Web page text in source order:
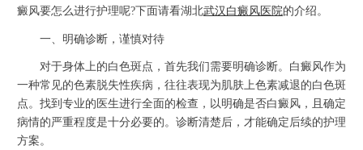
癜风要怎么进行护理呢?下面请看湖北武汉白癜风医院的介绍。
一、明确诊断，谨慎对待
对于身体上的白色斑点，首先我们需要明确诊断。白癜风作为
一种常见的色素脱失性疾病，往往表现为肌肤上色素减退的白色斑
点。找到专业的医生进行全面的检查，以明确是否白癜风，且确定
病情的严重程度是十分必要的。诊断清楚后，才能确定后续的护理
方案。